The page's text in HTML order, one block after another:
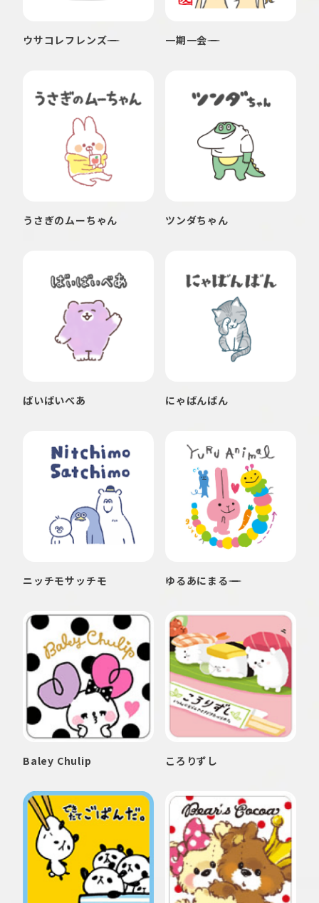
ウサコレフレンズ 一期一会
うさぎのムーちゃん ツンダちゃん
ばいばいべあ にゃばんばん
ニッチモサッチモ ゆるあにまる
Baley Chulip ころりずし